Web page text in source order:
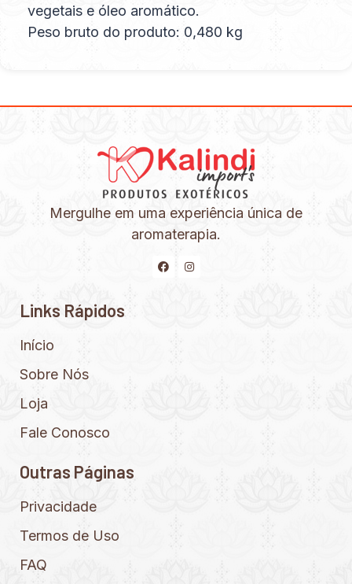
vegetais e óleo aromático.
Peso bruto do produto: 0,480 kg
Mergulhe em uma experiência única de
aromaterapia.
Links Rápidos
Início
Sobre Nós
Loja
Fale Conosco
Outras Páginas
Privacidade
Termos de Uso
FAQ